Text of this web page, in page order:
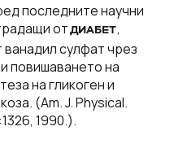
последните научни
отДИАБЕТ,
сулфат чрез
повишаването на
на гликоген и
(Am. J. Physical.
1990.).